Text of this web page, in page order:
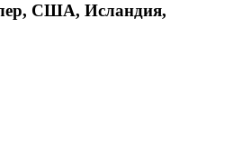
США, Исландия,